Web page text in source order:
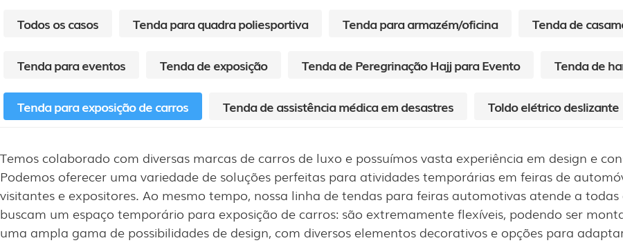
Todos os casos Tenda para quadra poliesportiva Tenda para armazém/oficina Tenda de
Tenda para eventos Tenda de exposição Tenda de Peregrinação Hajj para Evento Tenda de
Tenda para exposição de carros Tenda de assistência médica em desastres Toldo elétrico deslizante
Temos colaborado com diversas marcas de carros de luxo e possuímos vasta experiência em design e
Podemos oferecer uma variedade de soluções perfeitas para atividades temporárias em feiras de
visitantes e expositores. Ao mesmo tempo, nossa linha de tendas para feiras automotivas atende a
buscam um espaço temporário para exposição de carros: são extremamente flexíveis, podendo ser
uma ampla gama de possibilidades de design, com diversos elementos decorativos e opções para